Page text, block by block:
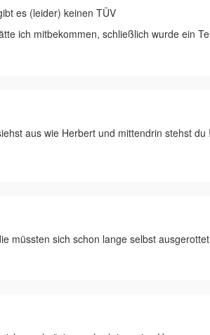
es (leider) keinen TÜV
ich mitbekommen, schließlich wurde ein
aus wie Herbert und mittendrin stehst du !
müssten sich schon lange selbst